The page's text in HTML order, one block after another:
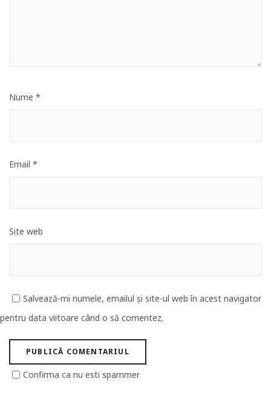
Nume *
Email *
Site web
Salvează-mi numele, emailul și site-ul web în acest navigator
pentru data viitoare când o să comentez.
Confirma ca nu esti spammer